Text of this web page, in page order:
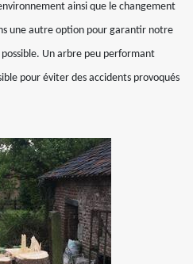
ainsi que le changement
une autre option pour garantir notre
Un arbre peu performant
pour éviter des accidents provoqués